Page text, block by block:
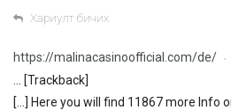
Хариулт бичих
https://malinacasinoofficial.com/de/ •
… [Trackback]
[…] Here you will find 11867 more Info